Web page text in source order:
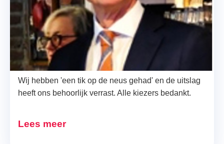
Teleurgesteld … maar wij
laten Maastricht niet los.
Wij hebben 'een tik op de neus gehad' en de uitslag
heeft ons behoorlijk verrast. Alle kiezers bedankt.
Lees meer